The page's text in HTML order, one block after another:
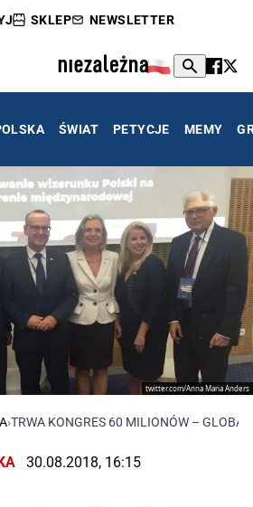
SKLEP NEWSLETTER
ŚWIAT PETYCJE MEMY
twitter.com/Anna Maria Anders
›TRWA KONGRES 60 MILIONÓW –
30.08.2018, 16:15